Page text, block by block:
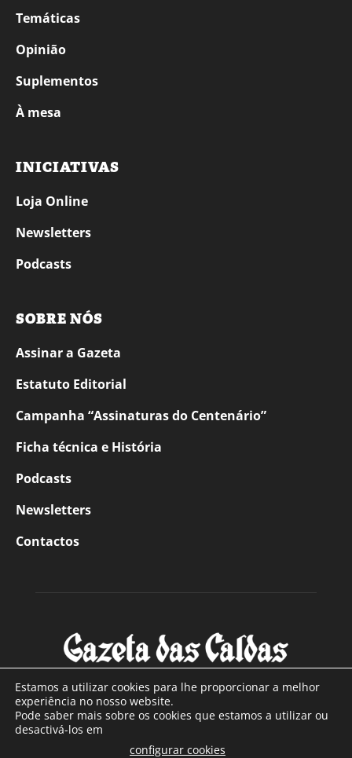
Temáticas
Opinião
Suplementos
À mesa
INICIATIVAS
Loja Online
Newsletters
Podcasts
SOBRE NÓS
Assinar a Gazeta
Estatuto Editorial
Campanha “Assinaturas do Centenário”
Ficha técnica e História
Podcasts
Newsletters
Contactos
SOBRE NÓS
Com sede nas Caldas da Rainha e mais de 90 anos de
Estamos a utilizar cookies para lhe proporcionar a melhor
experiência no nosso website.
Pode saber mais sobre os cookies que estamos a utilizar ou
desactivá-los em
configurar cookies